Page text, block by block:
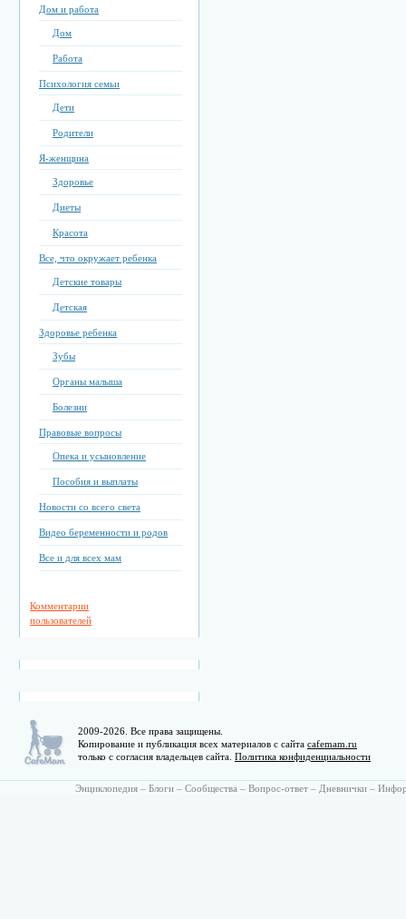
Дом и работа
Дом
Работа
Психология семьи
Дети
Родители
Я-женщина
Здоровье
Диеты
Красота
Все, что окружает ребенка
Детские товары
Детская
Здоровье ребенка
Зубы
Органы малыша
Болезни
Правовые вопросы
Опека и усыновление
Пособия и выплаты
Новости со всего света
Видео беременности и родов
Все и для всех мам
Комментарии
пользователей
2009-2026. Все права защищены.
Копирование и публикация всех материалов с сайта cafemam.ru
только с согласия владельцев сайта. Политика конфиденциальности
Энциклопедия – Блоги – Сообщества – Вопрос-ответ – Дневнички –